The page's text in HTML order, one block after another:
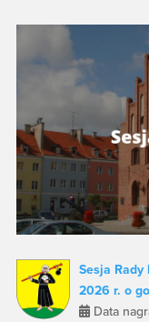
Sesja
2026 r. o
Data